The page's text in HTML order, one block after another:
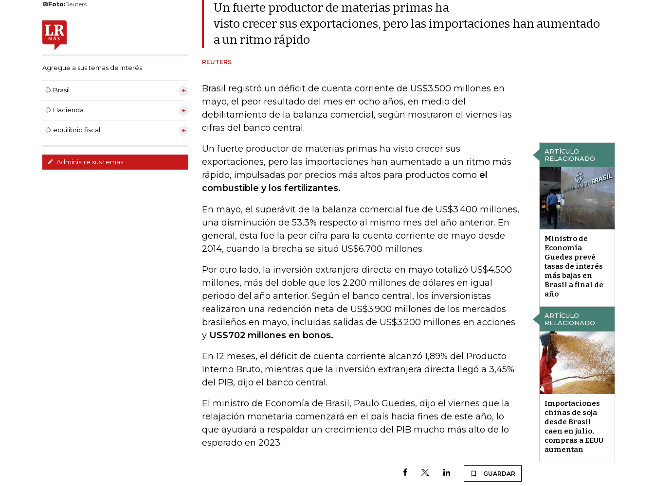
Foto:Reuters
Agregue a sus temas de interés
Brasil
Hacienda
equilibrio fiscal
Administre sus temas
Un fuerte productor de materias primas ha
visto crecer sus exportaciones, pero las importaciones han aumentado
a un ritmo rápido
REUTERS
Brasil registró un déficit de cuenta corriente de US$3.500 millones en
mayo, el peor resultado del mes en ocho años, en medio del
debilitamiento de la balanza comercial, según mostraron el viernes las
cifras del banco central.
ARTÍCULO
RELACIONADO
Ministro de
Economía
Guedes prevé
tasas de interés
más bajas en
Brasil a final de
año
Un fuerte productor de materias primas ha visto crecer sus
exportaciones, pero las importaciones han aumentado a un ritmo más
rápido, impulsadas por precios más altos para productos como el
combustible y los fertilizantes.
En mayo, el superávit de la balanza comercial fue de US$3.400 millones,
una disminución de 53,3% respecto al mismo mes del año anterior. En
general, esta fue la peor cifra para la cuenta corriente de mayo desde
2014, cuando la brecha se situó US$6.700 millones.
ARTÍCULO
RELACIONADO
Importaciones
chinas de soja
desde Brasil
caen en julio,
compras a EEUU
aumentan
Por otro lado, la inversión extranjera directa en mayo totalizó US$4.500
millones, más del doble que los 2.200 millones de dólares en igual
periodo del año anterior. Según el banco central, los inversionistas
realizaron una redención neta de US$3.900 millones de los mercados
brasileños en mayo, incluidas salidas de US$3.200 millones en acciones
y US$702 millones en bonos.
En 12 meses, el déficit de cuenta corriente alcanzó 1,89% del Producto
Interno Bruto, mientras que la inversión extranjera directa llegó a 3,45%
del PIB, dijo el banco central.
El ministro de Economía de Brasil, Paulo Guedes, dijo el viernes que la
relajación monetaria comenzará en el país hacia fines de este año, lo
que ayudará a respaldar un crecimiento del PIB mucho más alto de lo
esperado en 2023.
GUARDAR